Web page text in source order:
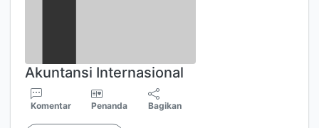
Akuntansi Internasional
Komentar Penanda Bagikan